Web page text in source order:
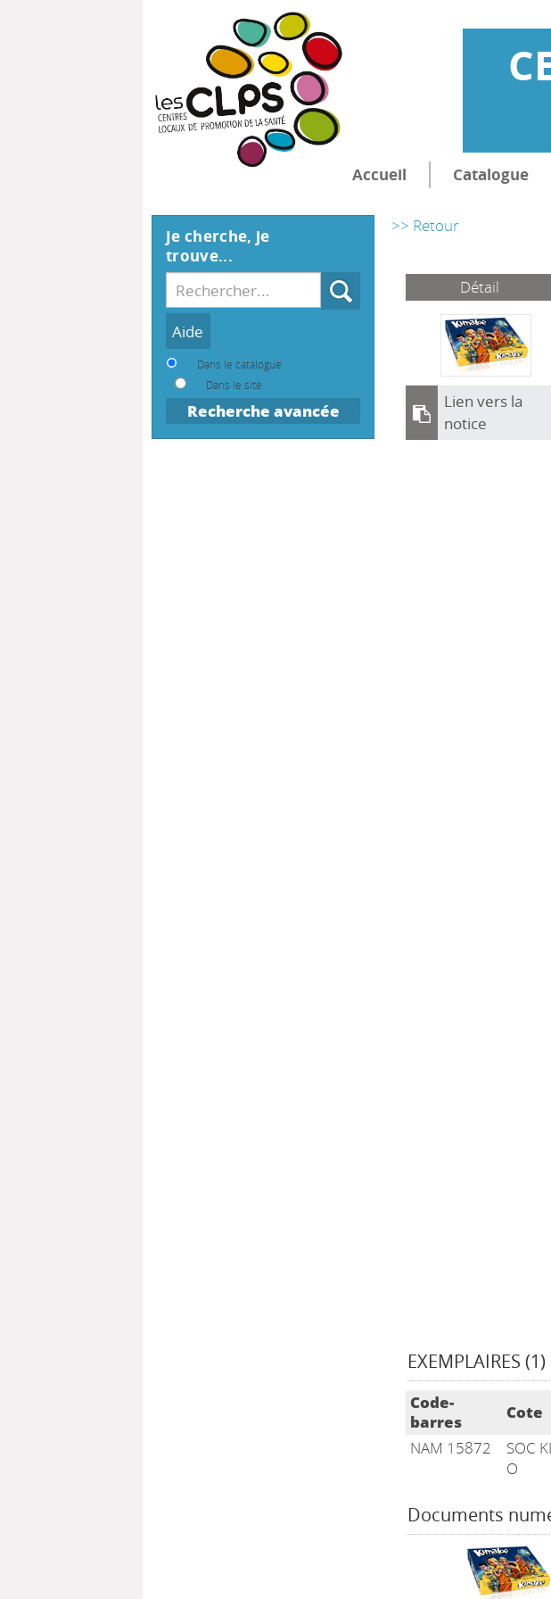
Accueil Catalogue
>> Retour
Détail
Lien vers la
notice
EXEMPLAIRES (1)
Liste des exemplaires
Code-
barres
Cote
NAM 15872
SOC
O
Documents
Je cherche, je
trouve...
Recherche
Dans le catalogue
Dans le site
Recherche avancée